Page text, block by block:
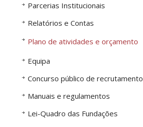
Parcerias Institucionais
Relatórios e Contas
Plano de atividades e orçamento
Equipa
Concurso público de recrutamento
Manuais e regulamentos
Lei-Quadro das Fundações